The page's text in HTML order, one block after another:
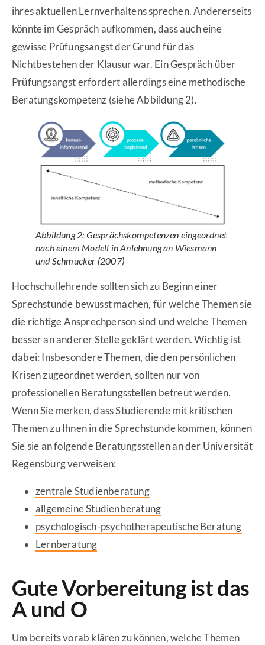
ihres aktuellen Lernverhaltens sprechen. Andererseits
könnte im Gespräch aufkommen, dass auch eine
gewisse Prüfungsangst der Grund für das
Nichtbestehen der Klausur war. Ein Gespräch über
Prüfungsangst erfordert allerdings eine methodische
Beratungskompetenz (siehe Abbildung 2).
Abbildung 2: Gesprächskompetenzen eingeordnet
nach einem Modell in Anlehnung an Wiesmann
und Schmucker (2007)
Hochschullehrende sollten sich zu Beginn einer
Sprechstunde bewusst machen, für welche Themen sie
die richtige Ansprechperson sind und welche Themen
besser an anderer Stelle geklärt werden. Wichtig ist
dabei: Insbesondere Themen, die den persönlichen
Krisen zugeordnet werden, sollten nur von
professionellen Beratungsstellen betreut werden.
Wenn Sie merken, dass Studierende mit kritischen
Themen zu Ihnen in die Sprechstunde kommen, können
Sie sie an folgende Beratungsstellen an der Universität
Regensburg verweisen:
zentrale Studienberatung
allgemeine Studienberatung
psychologisch-psychotherapeutische Beratung
Lernberatung
Gute Vorbereitung ist das
A und O
Um bereits vorab klären zu können, welche Themen